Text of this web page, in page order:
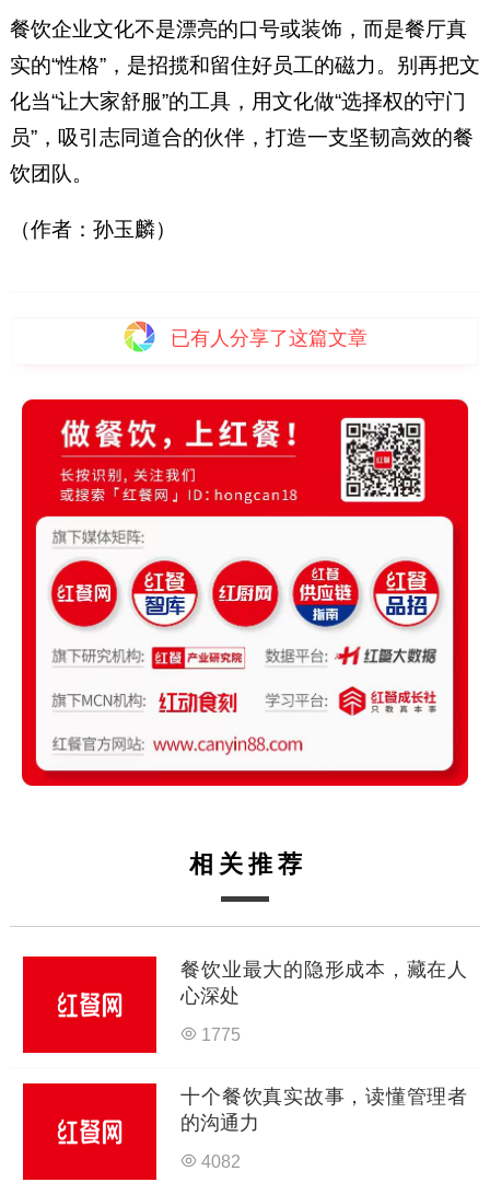
餐饮企业文化不是漂亮的口号或装饰，而是餐厅真
实的“性格”，是招揽和留住好员工的磁力。别再把文
化当“让大家舒服”的工具，用文化做“选择权的守门
员”，吸引志同道合的伙伴，打造一支坚韧高效的餐
饮团队。
（作者：孙玉麟）
已有 人分享了这篇文章
相关推荐
餐饮业最大的隐形成本，藏在人
心深处
1775
十个餐饮真实故事，读懂管理者
的沟通力
4082